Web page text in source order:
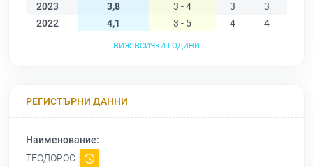
2023
3,8 3 - 4 3 3
2022
4,1 3 - 5 4 4
виж всички години
РЕГИСТЪРНИ ДАННИ
Наименование:
ТЕОДОРОС